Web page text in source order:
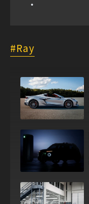
Ray